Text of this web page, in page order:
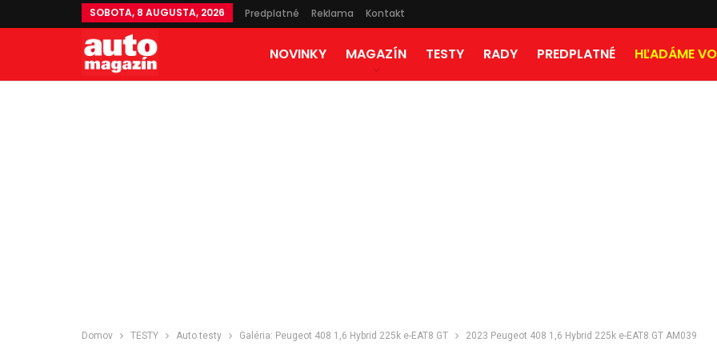
SOBOTA, 8 AUGUSTA, 2026 Predplatné Reklama Kontakt
NOVINKY MAGAZÍN TESTY RADY PREDPLATNÉ HĽADÁME
Domov TESTY Auto testy Galéria: Peugeot 408 1,6 Hybrid 225k e-EAT8 GT 2023 Peugeot 408 1,6 Hybrid 225k e-EAT8 GT AM039